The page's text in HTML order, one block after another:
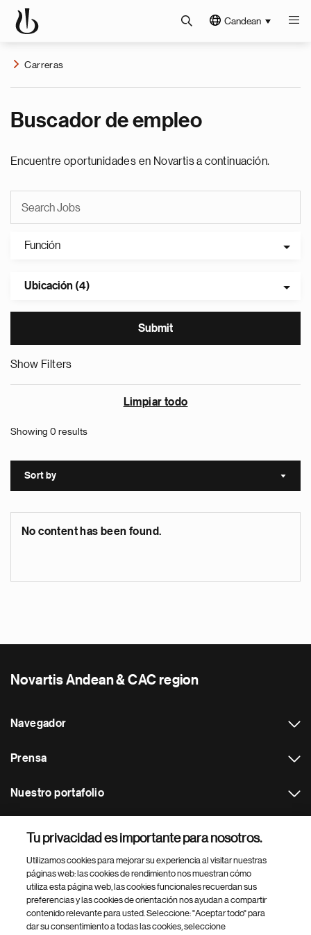
Candean
Carreras
Buscador de empleo
Encuentre oportunidades en Novartis a continuación.
Función
Ubicación (4)
Show Filters
Limpiar todo
Showing 0 results
Sort by Sort
No content has been found.
Novartis Andean & CAC region
Navegador
Prensa
Nuestro portafolio
Footer Site Search
Tu privacidad es importante para nosotros.
Utilizamos cookies para mejorar su experiencia al visitar nuestras
páginas web: las cookies de rendimiento nos muestran cómo
utiliza esta página web, las cookies funcionales recuerdan sus
preferencias y las cookies de orientación nos ayudan a compartir
contenido relevante para usted. Seleccione: "Aceptar todo" para
dar su consentimiento a todas las cookies, seleccione